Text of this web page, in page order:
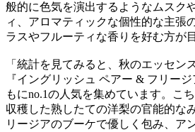
般的に色気を演出するようなムスク
ィ、アロマティックな個性的な主張
ラスやフルーティな香りを好む方が
「統計を見てみると、秋のエッセン
『イングリッシュ ペアー & フリー
もにno.1の人気を集めています。こ
収穫した熟したての洋梨の官能的な
リージアのブーケで優しく包み、ア